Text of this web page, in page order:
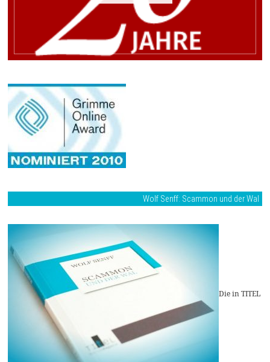
Wolf Senff: Scammon und der Wal
Die in TITEL